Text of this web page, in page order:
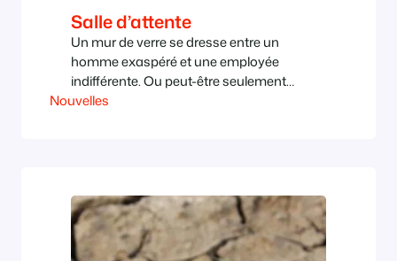
Salle d’attente
Un mur de verre se dresse entre un
homme exaspéré et une employée
indifférente. Ou peut-être seulement
impuissante, elle aussi, devant l’arbitraire
ou l’inverse, allez savoir, alors qu’elle est
soignée dans…
Nouvelles